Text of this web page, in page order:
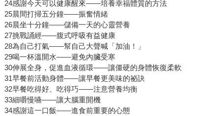
24感謝今天可以健康醒來——培養幸福體質的方法
25晨間打掃五分鐘——振奮情緒
26晨坐十分鐘——儲備一天的心靈營養
27挑戰誦經——腹式呼吸有益健康
28為自己打氣——幫自己大聲喊「加油！」
29喝一杯溫開水——避免內臟受寒
30伸展全身，促進血液循環——讓僵硬的身體恢復柔軟
31早餐前活動身體——讓早餐更美味的祕訣
32早餐吃得好、吃得巧——注意營養均衡
33細嚼慢嚥——讓大腦重開機
34感謝這一口飯——進食前重要的心態